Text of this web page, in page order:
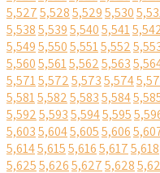
5,5275,5285,5295,530
5,5385,5395,5405,541
5,5495,5505,5515,552
5,5605,5615,5625,563
5,5715,5725,5735,574
5,5815,5825,5835,584
5,5925,5935,5945,595
5,6035,6045,6055,606
5,6145,6155,6165,6175,618
5,6255,6265,6275,628